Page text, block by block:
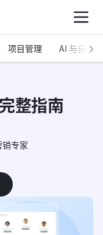
项目管理 AI 与自动化
整指南
专家